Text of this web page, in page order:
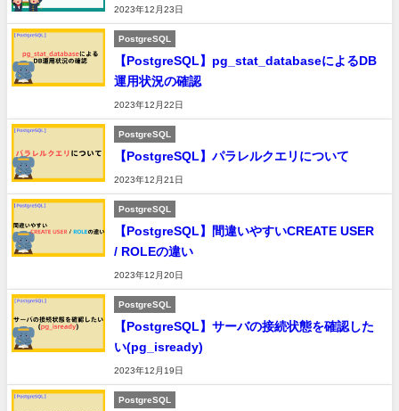
2023年12月23日
PostgreSQL
【PostgreSQL】pg_stat_databaseによるDB
運用状況の確認
2023年12月22日
PostgreSQL
【PostgreSQL】パラレルクエリについて
2023年12月21日
PostgreSQL
【PostgreSQL】間違いやすいCREATE USER
/ ROLEの違い
2023年12月20日
PostgreSQL
【PostgreSQL】サーバの接続状態を確認した
い(pg_isready)
2023年12月19日
PostgreSQL